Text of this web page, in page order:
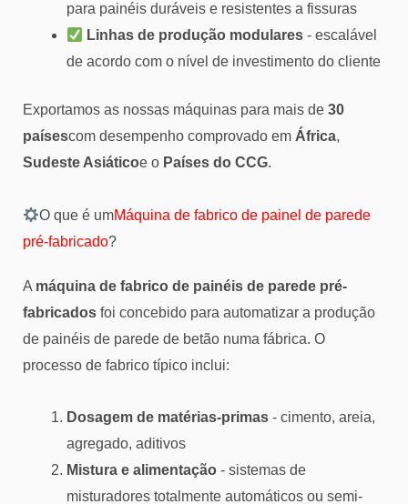
para painéis duráveis e resistentes a fissuras
Linhas de produção modulares - escalável
de acordo com o nível de investimento do cliente
Exportamos as nossas máquinas para mais de 30
paísescom desempenho comprovado em África,
Sudeste Asiáticoe o Países do CCG.
O que é umMáquina de fabrico de painel de parede
pré-fabricado?
A máquina de fabrico de painéis de parede pré-
fabricados foi concebido para automatizar a produção
de painéis de parede de betão numa fábrica. O
processo de fabrico típico inclui:
Dosagem de matérias-primas - cimento, areia,
agregado, aditivos
Mistura e alimentação - sistemas de
misturadores totalmente automáticos ou semi-